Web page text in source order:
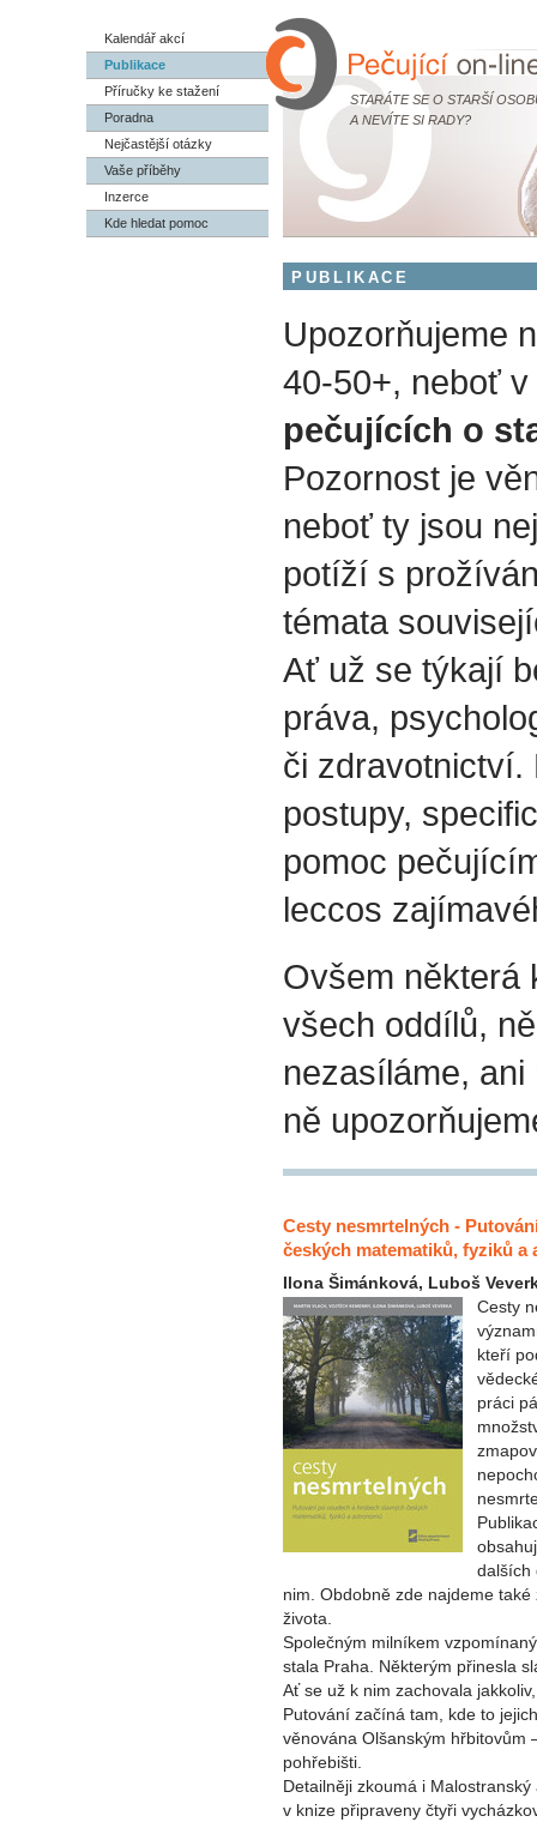
STARÁTE SE O STARŠÍ
A NEVÍTE SI RADY?
Kalendář akcí
Publikace
Příručky ke stažení
Poradna
Nejčastější otázky
Vaše příběhy
Inzerce
Kde hledat pomoc
PUBLIKACE
Upozorňujeme
40-50+, neboť
pečujících o
Pozornost je
neboť ty jsou
potíží s
témata
Ať už se týkají
práva,
či zdravotnictví.
postupy,
pomoc
leccos
Ovšem některá
všech oddílů,
nezasíláme,
ně
Cesty nesmrtelných -
českých matematiků, fyziků a
Ilona Šimánková, Luboš
Cesty
kteří
práci
dalších
nim. Obdobně zde najdeme
života.
Společným milníkem
stala Praha. Některým přinesla
Ať se už k nim zachovala
Putování začíná tam, kde to
věnována Olšanským hřbitovům
pohřebišti.
Detailněji zkoumá i
v knize připraveny čtyři